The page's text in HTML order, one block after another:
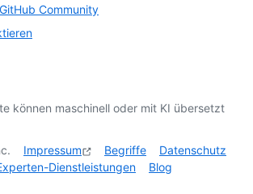
Community
können maschinell oder mit KI übersetzt
Impressum Begriffe
Datenschutz
Dienstleistungen Blog